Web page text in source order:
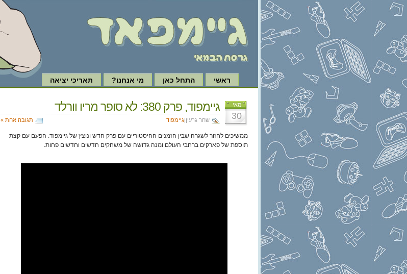
ראשי התחל כאן מי אנחנו? תאריכי יציאה
מאי
30
גיימפוד, פרק 380: לא סופר מריו וורלד
שחר גרעין|גיימפוד תגובה אחת »
ממשיכים לחזור לשגרה שבין הזמנים ההיסטוריים עם פרק חדש ונוצץ של גיימפוד. הפעם עם קצת
תוספת של פארקים ברחבי העולם ומנה גדושה של משחקים חדשים וחדשים פחות.